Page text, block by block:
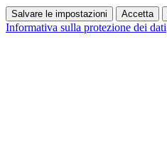
Salvare le impostazioni Accetta
Informativa sulla protezione dei dati